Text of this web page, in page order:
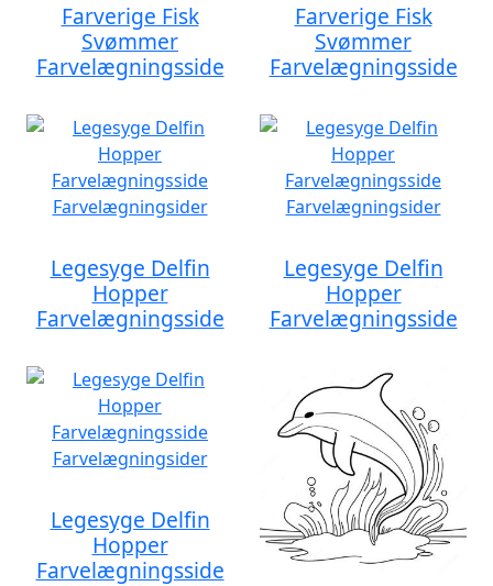
Farverige Fisk
Svømmer
Farvelægningsside
Farverige Fisk
Svømmer
Farvelægningsside
Legesyge Delfin
Hopper
Farvelægningsside
Legesyge Delfin
Hopper
Farvelægningsside
Legesyge Delfin
Hopper
Farvelægningsside